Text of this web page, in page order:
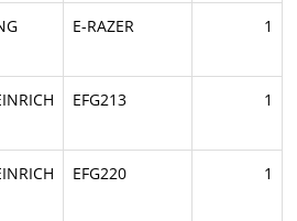
E-RAZER 1
EFG213 1
EFG220 1